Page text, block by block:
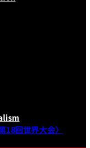
18回世界大会〉